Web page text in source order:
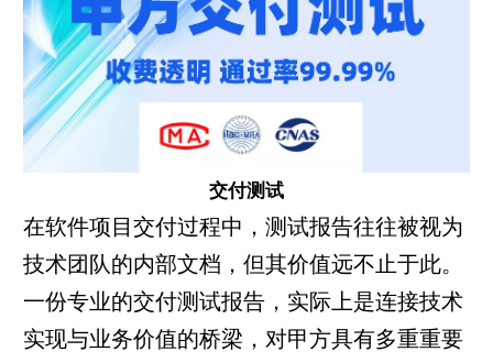
交付测试
在软件项目 交付过程中，测试报告往往被视为
技术团队的内部文档，但其价值远不止于此。
一份专业的交付测试报告，实际上是连接技术
实现与业务价值的桥梁，对甲方具有多重重要